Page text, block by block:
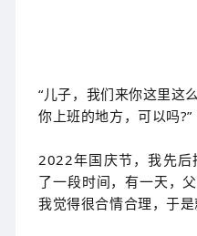
“儿子，我们来你这里这
你上班的地方，可以吗?”
2022年国庆节，我先
了一段时间，有一天，
我觉得很合情合理，于是